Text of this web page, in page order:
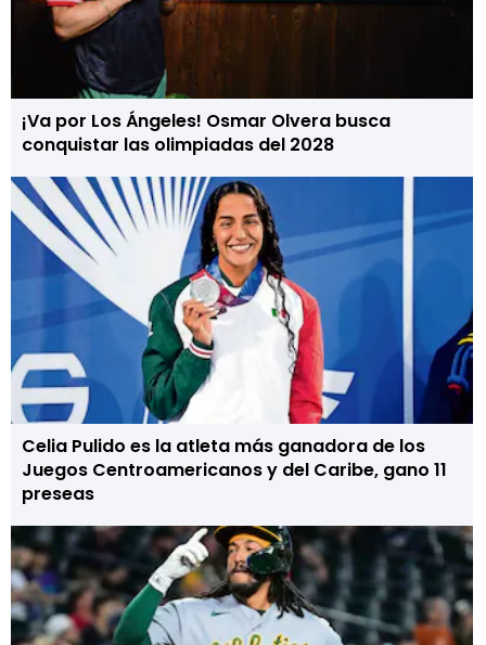
¡Va por Los Ángeles! Osmar Olvera busca
conquistar las olimpiadas del 2028
Celia Pulido es la atleta más ganadora de los
Juegos Centroamericanos y del Caribe, gano 11
preseas